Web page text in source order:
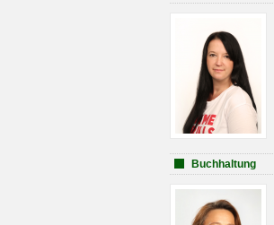
Buchhaltung